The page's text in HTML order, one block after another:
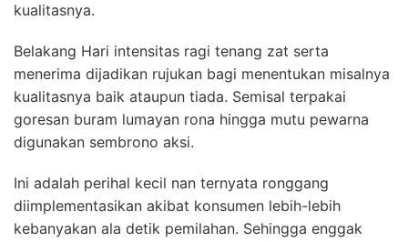
kualitasnya.
Belakang Hari intensitas ragi tenang zat serta
menerima dijadikan rujukan bagi menentukan misalnya
kualitasnya baik ataupun tiada. Semisal terpakai
goresan buram lumayan rona hingga mutu pewarna
digunakan sembrono aksi.
Ini adalah perihal kecil nan ternyata ronggang
diimplementasikan akibat konsumen lebih-lebih
kebanyakan ala detik pemilahan. Sehingga enggak